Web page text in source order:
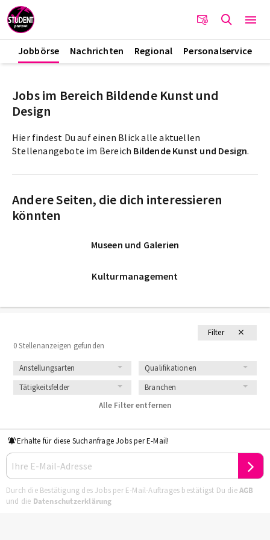
Jobbörse Nachrichten Regional Personalservice
Filter
0 Stellenanzeigen gefunden
Anstellungsarten
Qualifikationen
Tätigkeitsfelder
Branchen
Alle Filter entfernen
Erhalte für diese Suchanfrage Jobs per E-Mail!
Durch die Bestätigung des Jobs per E-Mail-Auftrages bestätigst Du dieAGB
und die Datenschutzerklärung
Jobs im Bereich Bildende Kunst und
Design
Hier findest Du auf einen Blick alle aktuellen
Stellenangebote im Bereich Bildende Kunst und Design.
Andere Seiten, die dich interessieren
könnten
Museen und Galerien
Kulturmanagement